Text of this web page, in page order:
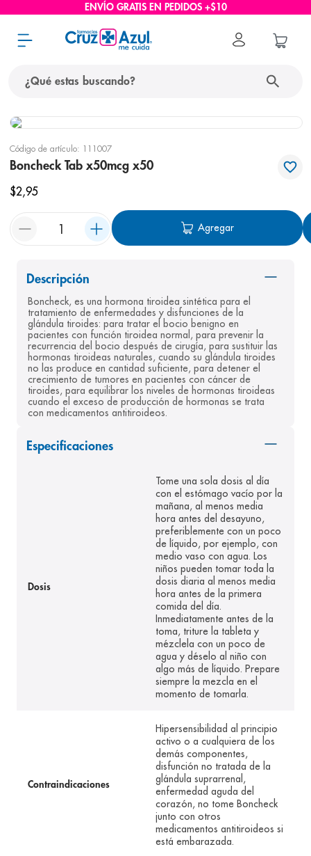
ENVÍO GRATIS EN PEDIDOS +$10
Código de artículo: 111007
Boncheck Tab x50mcg x50
$2,95
Agregar
Descripción
Boncheck, es una hormona tiroidea sintética para el
tratamiento de enfermedades y disfunciones de la
glándula tiroides: para tratar el bocio benigno en
pacientes con función tiroidea normal, para prevenir la
recurrencia del bocio después de cirugía, para sustituir las
hormonas tiroideas naturales, cuando su glándula tiroides
no las produce en cantidad suficiente, para detener el
crecimiento de tumores en pacientes con cáncer de
tiroides, para equilibrar los niveles de hormonas tiroideas
cuando el exceso de producción de hormonas se trata
con medicamentos antitiroideos.
Especificaciones
Dosis
Tome una sola dosis al día
con el estómago vacío por la
mañana, al menos media
hora antes del desayuno,
preferiblemente con un poco
de líquido, por ejemplo, con
medio vaso con agua. Los
niños pueden tomar toda la
dosis diaria al menos media
hora antes de la primera
comida del día.
Inmediatamente antes de la
toma, triture la tableta y
mézclela con un poco de
agua y déselo al niño con
algo más de líquido. Prepare
siempre la mezcla en el
momento de tomarla.
Contraindicaciones
Hipersensibilidad al principio
activo o a cualquiera de los
demás componentes,
disfunción no tratada de la
glándula suprarrenal,
enfermedad aguda del
corazón, no tome Boncheck
junto con otros
medicamentos antitiroideos si
está embarazada.
términos más buscados
1. protector solar
6. shampoo
7. bioderma
8. panolini
9. pediasure
10.desodorante